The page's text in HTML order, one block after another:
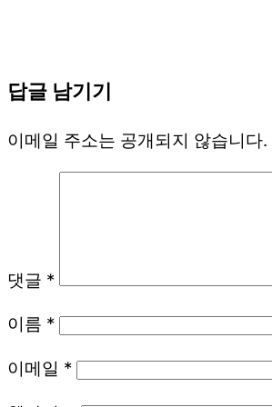
답글 남기기
이메일 주소는 공개되지 않습니다.
댓글 *
이름 *
이메일 *